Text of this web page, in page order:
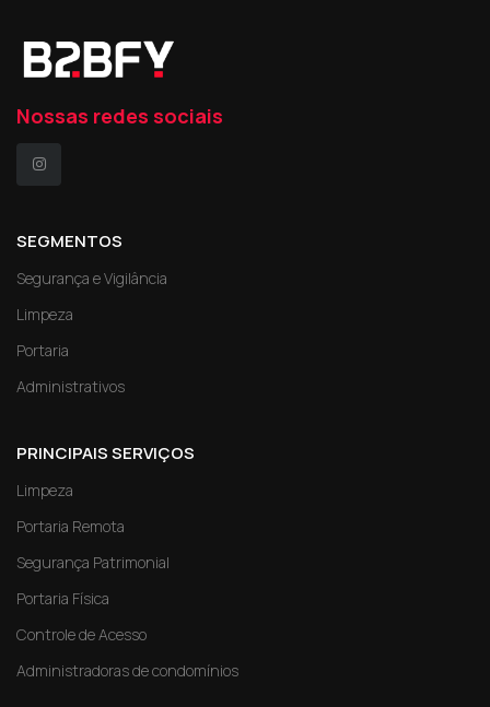
Nossas redes sociais
SEGMENTOS
Segurança e Vigilância
Limpeza
Portaria
Administrativos
PRINCIPAIS SERVIÇOS
Limpeza
Portaria Remota
Segurança Patrimonial
Portaria Física
Controle de Acesso
Administradoras de condomínios